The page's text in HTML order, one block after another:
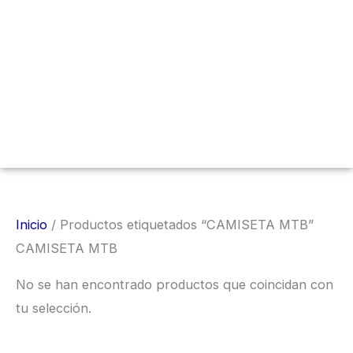
Inicio / Productos etiquetados “CAMISETA MTB”
CAMISETA MTB
No se han encontrado productos que coincidan con
tu selección.